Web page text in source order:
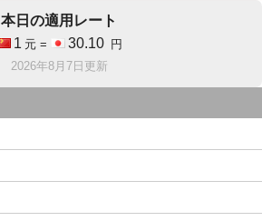
本日の適用レート
1 元 = 30.10
円
2026年8月7日更新